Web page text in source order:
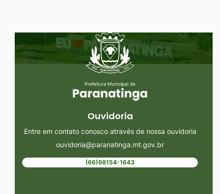
[alt+4]
Seção do Rodapé e Ouvidoria/
Ouvidoria
Entre em contato conosco através de nossa ouvidoria
ouvidoria@paranatinga.mt.gov.br
(66)98154-1643